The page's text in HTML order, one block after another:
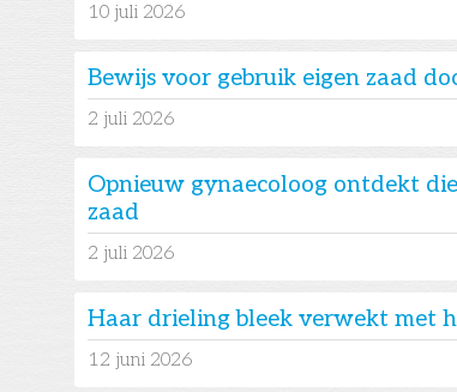
10 juli 2026
Bewijs voor gebruik eigen zaad
2 juli 2026
Opnieuw gynaecoloog ontdekt
zaad
2 juli 2026
Haar drieling bleek verwekt met
12 juni 2026